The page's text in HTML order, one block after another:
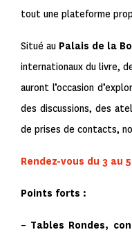
tout une plateforme
Situé au Palais de la
internationaux du livre,
auront l’occasion
des discussions, des
de prises de contacts,
Rendez-vous du 3 au
Points forts :
– Tables Rondes,